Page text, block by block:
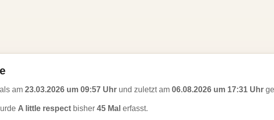
am 23.03.2026 um 09:57 Uhr und zuletzt am 06.08.2026 um 17:31 Uhr
A little respect bisher 45 Mal erfasst.